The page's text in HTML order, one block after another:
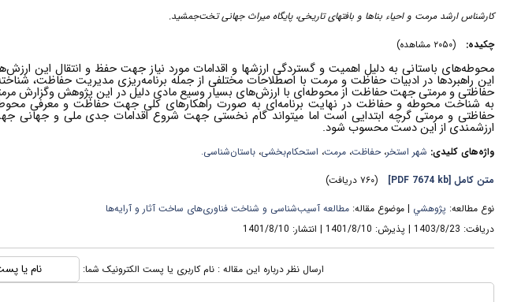
کارشناس ارشد مرمت و احیاء بناها و بافتهای تاریخی، پایگاه میراث جهانی تخت‌جمشید.
چکیده:
(۲۰۵۰ مشاهده)
محوطه‌های باستانی به دلیل اهمیت و گستردگی ارزشها و اقدامات مورد نیاز جهت حفظ و انتقال این
این راهبردها در ادبیات حفاظت و مرمت با اصطلاحات مختلفی از جمله برنامه‌ریزی مدیریت حفاظت،
حفاظتی و مرمتی جهت حفاظت از محوطه‌ای با ارزش‌های بسیار وسیع مادی دلیل در این پژوهش وگزارش مرمتی
به شناخت محوطه و حفاظت در نهایت برنامه‌ای به صورت راهکارهای کلی جهت حفاظت و معرفی
حفاظتی و مرمتی گرچه ابتدایی است اما میتواند گام نخستی جهت شروع اقدامات جدی ملی و
ارزشمندی از این دست محسوب شود.
واژه‌های کلیدی: شهر استخر،حفاظت، مرمت، استحکام‌بخشی، باستان‌شناسی.
متن کامل [PDF 7674 kb]
(۷۶۰ دریافت)
نوع مطالعه: پژوهشي | موضوع مقاله: مطالعه آسیب‌شناسی و شناخت فناوری‌های ساخت آثار و آرایه‌ها
دریافت: 1403/8/23 | پذیرش: 1401/8/10 | انتشار: 1401/8/10
ارسال نظر درباره این مقاله : نام کاربری یا پست الکترونیک شما: